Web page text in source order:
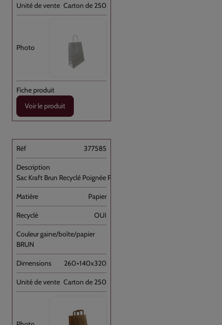
Carton de 250
Voir le produit
377585
Sac Kraft Brun Recyclé Poignée Plate [...]
Papier
OUI
BRUN
260+140x320
Carton de 250